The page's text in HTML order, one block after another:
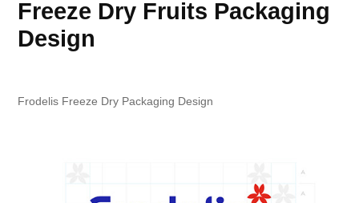
Freeze Dry Fruits Packaging
Design
Frodelis Freeze Dry Packaging Design